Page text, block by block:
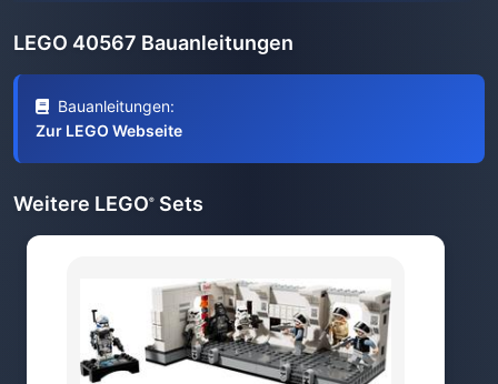
LEGO 40567 Bauanleitungen
Bauanleitungen:
Zur LEGO Webseite
Weitere LEGO® Sets